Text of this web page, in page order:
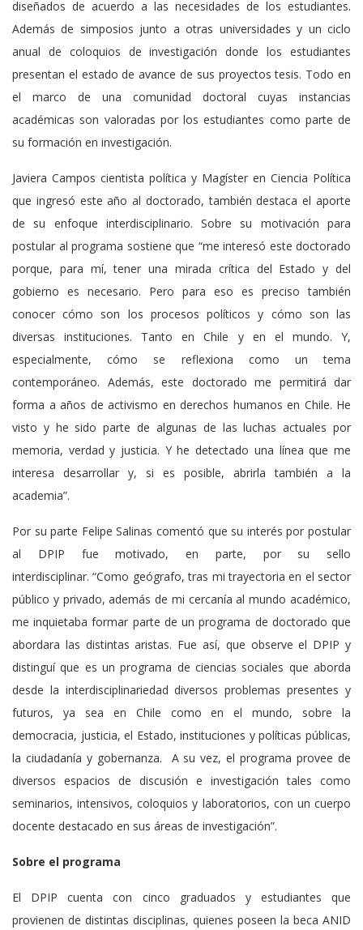
diseñados de acuerdo a las necesidades de los estudiantes.
Además de simposios junto a otras universidades y un ciclo
anual de coloquios de investigación donde los estudiantes
presentan el estado de avance de sus proyectos tesis. Todo en
el marco de una comunidad doctoral cuyas instancias
académicas son valoradas por los estudiantes como parte de
su formación en investigación.
Javiera Campos cientista política y Magíster en Ciencia Política
que ingresó este año al doctorado, también destaca el aporte
de su enfoque interdisciplinario. Sobre su motivación para
postular al programa sostiene que “me interesó este doctorado
porque, para mí, tener una mirada crítica del Estado y del
gobierno es necesario. Pero para eso es preciso también
conocer cómo son los procesos políticos y cómo son las
diversas instituciones. Tanto en Chile y en el mundo. Y,
especialmente, cómo se reflexiona como un tema
contemporáneo. Además, este doctorado me permitirá dar
forma a años de activismo en derechos humanos en Chile. He
visto y he sido parte de algunas de las luchas actuales por
memoria, verdad y justicia. Y he detectado una línea que me
interesa desarrollar y, si es posible, abrirla también a la
academia”.
Por su parte Felipe Salinas comentó que su interés por postular
al DPIP fue motivado, en parte, por su sello
interdisciplinar. “Como geógrafo, tras mi trayectoria en el sector
público y privado, además de mi cercanía al mundo académico,
me inquietaba formar parte de un programa de doctorado que
abordara las distintas aristas. Fue así, que observe el DPIP y
distinguí que es un programa de ciencias sociales que aborda
desde la interdisciplinariedad diversos problemas presentes y
futuros, ya sea en Chile como en el mundo, sobre la
democracia, justicia, el Estado, instituciones y políticas públicas,
la ciudadanía y gobernanza. A su vez, el programa provee de
diversos espacios de discusión e investigación tales como
seminarios, intensivos, coloquios y laboratorios, con un cuerpo
docente destacado en sus áreas de investigación”.
Sobre el programa
El DPIP cuenta con cinco graduados y estudiantes que
provienen de distintas disciplinas, quienes poseen la beca ANID